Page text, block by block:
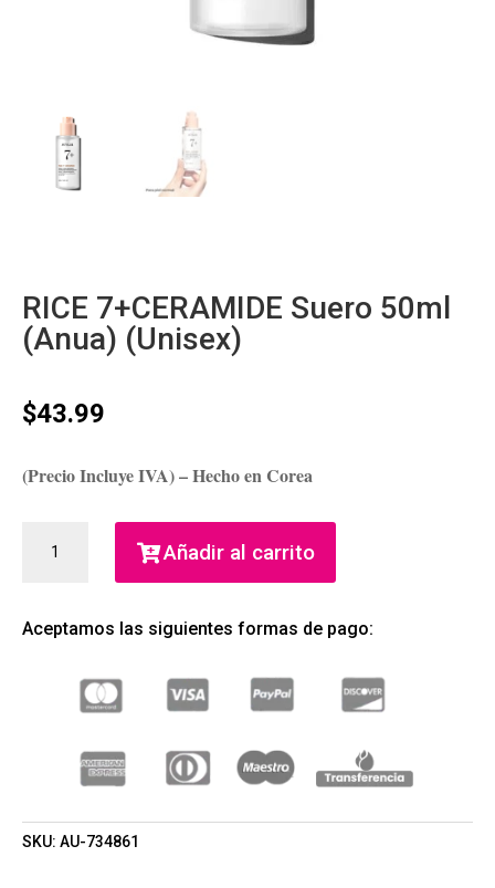
RICE 7+CERAMIDE Suero 50ml
(Anua) (Unisex)
$43.99
(Precio Incluye IVA) – Hecho en Corea
7+CERAMIDE
(ANUA)
CANTIDAD
Añadir al carrito
Aceptamos las siguientes formas de pago:
SKU: AU-734861